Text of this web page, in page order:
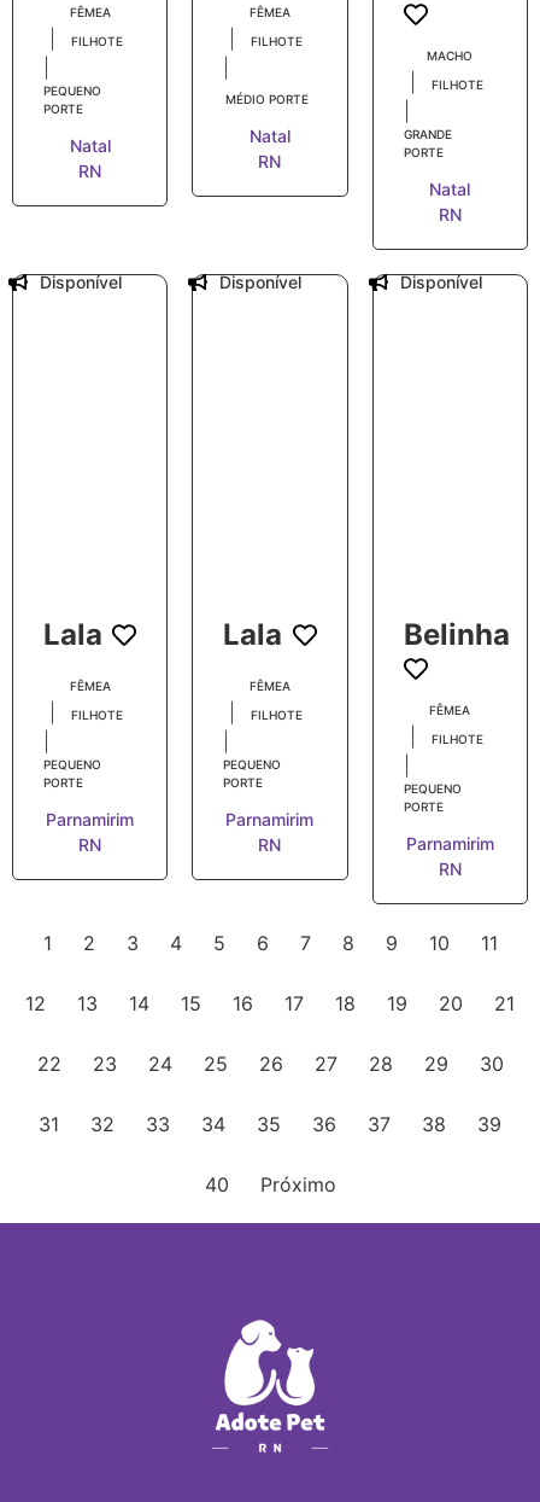
FÊMEA
FILHOTE
PEQUENO
PORTE
Natal
RN
FÊMEA
FILHOTE
MÉDIO PORTE
Natal
RN
MACHO
FILHOTE
GRANDE
PORTE
Natal
RN
Lala
FÊMEA
FILHOTE
PEQUENO
PORTE
Parnamirim
RN
Disponível
Lala
FÊMEA
FILHOTE
PEQUENO
PORTE
Parnamirim
RN
Disponível
Belinha
FÊMEA
FILHOTE
PEQUENO
PORTE
Parnamirim
RN
Disponível
1 2 3 4 5 6 7 8 9 10 11
12 13 14 15 16 17 18 19 20 21
22 23 24 25 26 27 28 29 30
31 32 33 34 35 36 37 38 39
40 Próximo